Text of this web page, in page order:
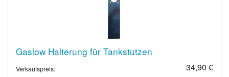
Gaslow Halterung für Tankstutzen
Verkaufspreis: 34,90 €